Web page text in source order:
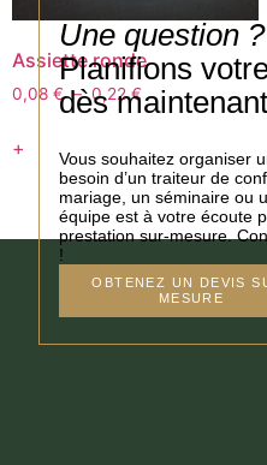
Assiette ronde
0,08 € – 0,22€
+
Une question
Planifions
dès
Vous souhaitez organiser
besoin d’un traiteur de
mariage, un séminaire ou
équipe est à votre écoute
prestation sur-mesure.
!
OBTENEZ UN DEVIS
MESURE